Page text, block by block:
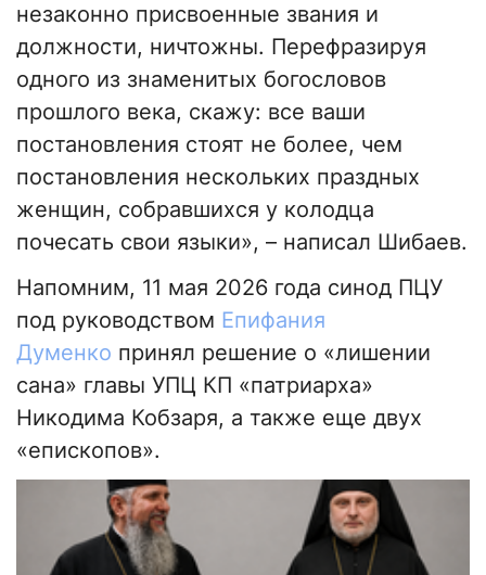
незаконно присвоенные звания и
должности, ничтожны. Перефразируя
одного из знаменитых богословов
прошлого века, скажу: все ваши
постановления стоят не более, чем
постановления нескольких праздных
женщин, собравшихся у колодца
почесать свои языки», – написал Шибаев.
Напомним, 11 мая 2026 года синод ПЦУ
под руководством Епифания
Думенко принял решение о «лишении
сана» главы УПЦ КП «патриарха»
Никодима Кобзаря, а также еще двух
«епископов».